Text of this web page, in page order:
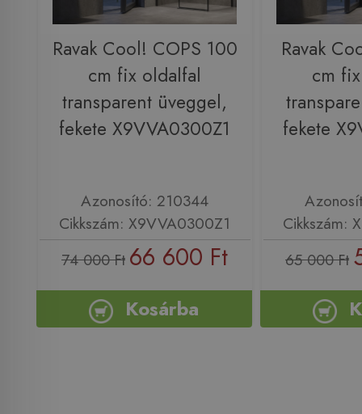
Ravak Cool! COPS 100
cm fix oldalfal
transparent üveggel,
fekete X9VVA0300Z1
Azonosító: 210344
Cikkszám: X9VVA0300Z1
74 000 Ft 66 600 Ft
Kosárba
Ravak
cm
fekete
Cikkszám:
65 000 Ft